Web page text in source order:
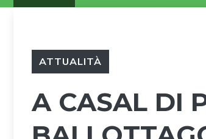
ATTUALITÀ
A CASAL DI